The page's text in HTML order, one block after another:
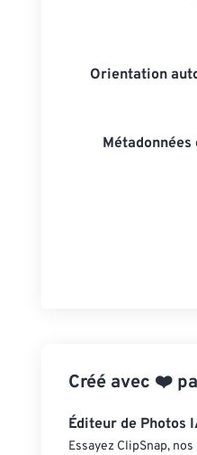
Orientation
Métadonnées
Créé avec ❤️
Éditeur de Photos
Essayez ClipSnap,